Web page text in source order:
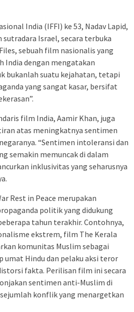
India (IFFI) ke 53, Nadav Lapid,
sutradara Israel, secara terbuka
sebuah film nasionalis yang
India dengan mengatakan
bukanlah suatu kejahatan, tetapi
yang sangat kasar, bersifat
film India, Aamir Khan, juga
atas meningkatnya sentimen
“Sentimen intoleransi dan
semakin memuncak di dalam
inklusivitas yang seharusnya
Rest in Peace merupakan
politik yang didukung
tahun terakhir. Contohnya,
ekstrem, film The Kerala
komunitas Muslim sebagai
umat Hindu dan pelaku aksi teror
fakta. Perilisan film ini secara
sentimen anti-Muslim di
konflik yang menargetkan